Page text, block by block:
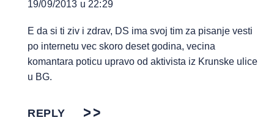
19/09/2013 u 22:29
E da si ti ziv i zdrav, DS ima svoj tim za pisanje vesti
po internetu vec skoro deset godina, vecina
komantara poticu upravo od aktivista iz Krunske ulice
u BG.
REPLY